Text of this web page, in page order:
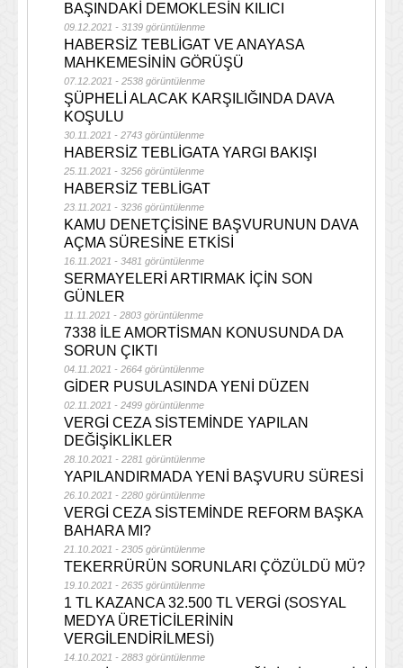
BAŞINDAKİ DEMOKLESİN KILICI
09.12.2021 - 3139 görüntülenme
HABERSİZ TEBLİGAT VE ANAYASA
MAHKEMESİNİN GÖRÜŞÜ
07.12.2021 - 2538 görüntülenme
ŞÜPHELİ ALACAK KARŞILIĞINDA DAVA
KOŞULU
30.11.2021 - 2743 görüntülenme
HABERSİZ TEBLİGATA YARGI BAKIŞI
25.11.2021 - 3256 görüntülenme
HABERSİZ TEBLİGAT
23.11.2021 - 3236 görüntülenme
KAMU DENETÇİSİNE BAŞVURUNUN DAVA
AÇMA SÜRESİNE ETKİSİ
16.11.2021 - 3481 görüntülenme
SERMAYELERİ ARTIRMAK İÇİN SON
GÜNLER
11.11.2021 - 2803 görüntülenme
7338 İLE AMORTİSMAN KONUSUNDA DA
SORUN ÇIKTI
04.11.2021 - 2664 görüntülenme
GİDER PUSULASINDA YENİ DÜZEN
02.11.2021 - 2499 görüntülenme
VERGİ CEZA SİSTEMİNDE YAPILAN
DEĞİŞİKLİKLER
28.10.2021 - 2281 görüntülenme
YAPILANDIRMADA YENİ BAŞVURU SÜRESİ
26.10.2021 - 2280 görüntülenme
VERGİ CEZA SİSTEMİNDE REFORM BAŞKA
BAHARA MI?
21.10.2021 - 2305 görüntülenme
TEKERRÜRÜN SORUNLARI ÇÖZÜLDÜ MÜ?
19.10.2021 - 2635 görüntülenme
1 TL KAZANCA 32.500 TL VERGİ (SOSYAL
MEDYA ÜRETİCİLERİNİN
VERGİLENDİRİLMESİ)
14.10.2021 - 2883 görüntülenme